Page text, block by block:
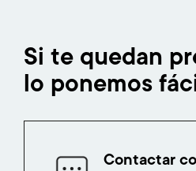
Si te quedan
lo ponemos
Contactar